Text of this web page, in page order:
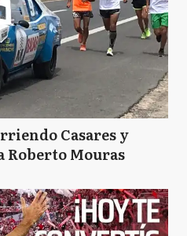
Casares y
Roberto Mouras